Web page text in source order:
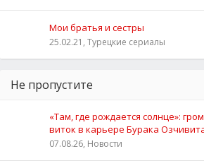
Мои братья и сестры
25.02.21, Турецкие сериалы
Не пропустите
«Там, где рождается солнце»:
виток в карьере Бурака
07.08.26, Новости